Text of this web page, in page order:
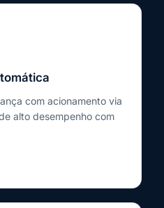
com acionamento via
alto desempenho com